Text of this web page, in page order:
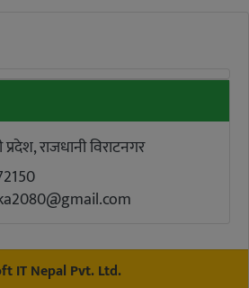
राजधानी विराटनगर
IT Nepal Pvt. Ltd.